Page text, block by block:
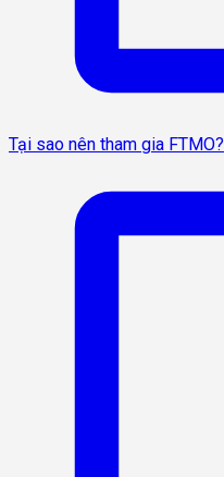
Tại sao nên tham gia FTMO?